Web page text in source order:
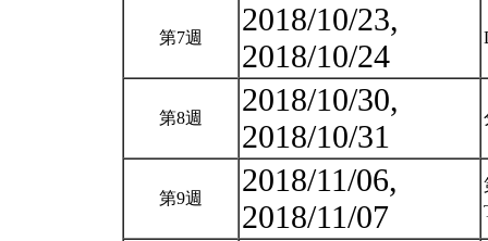
第7週
2018/10/23,
2018/10/24
第8週
2018/10/30,
2018/10/31
第9週
2018/11/06,
2018/11/07